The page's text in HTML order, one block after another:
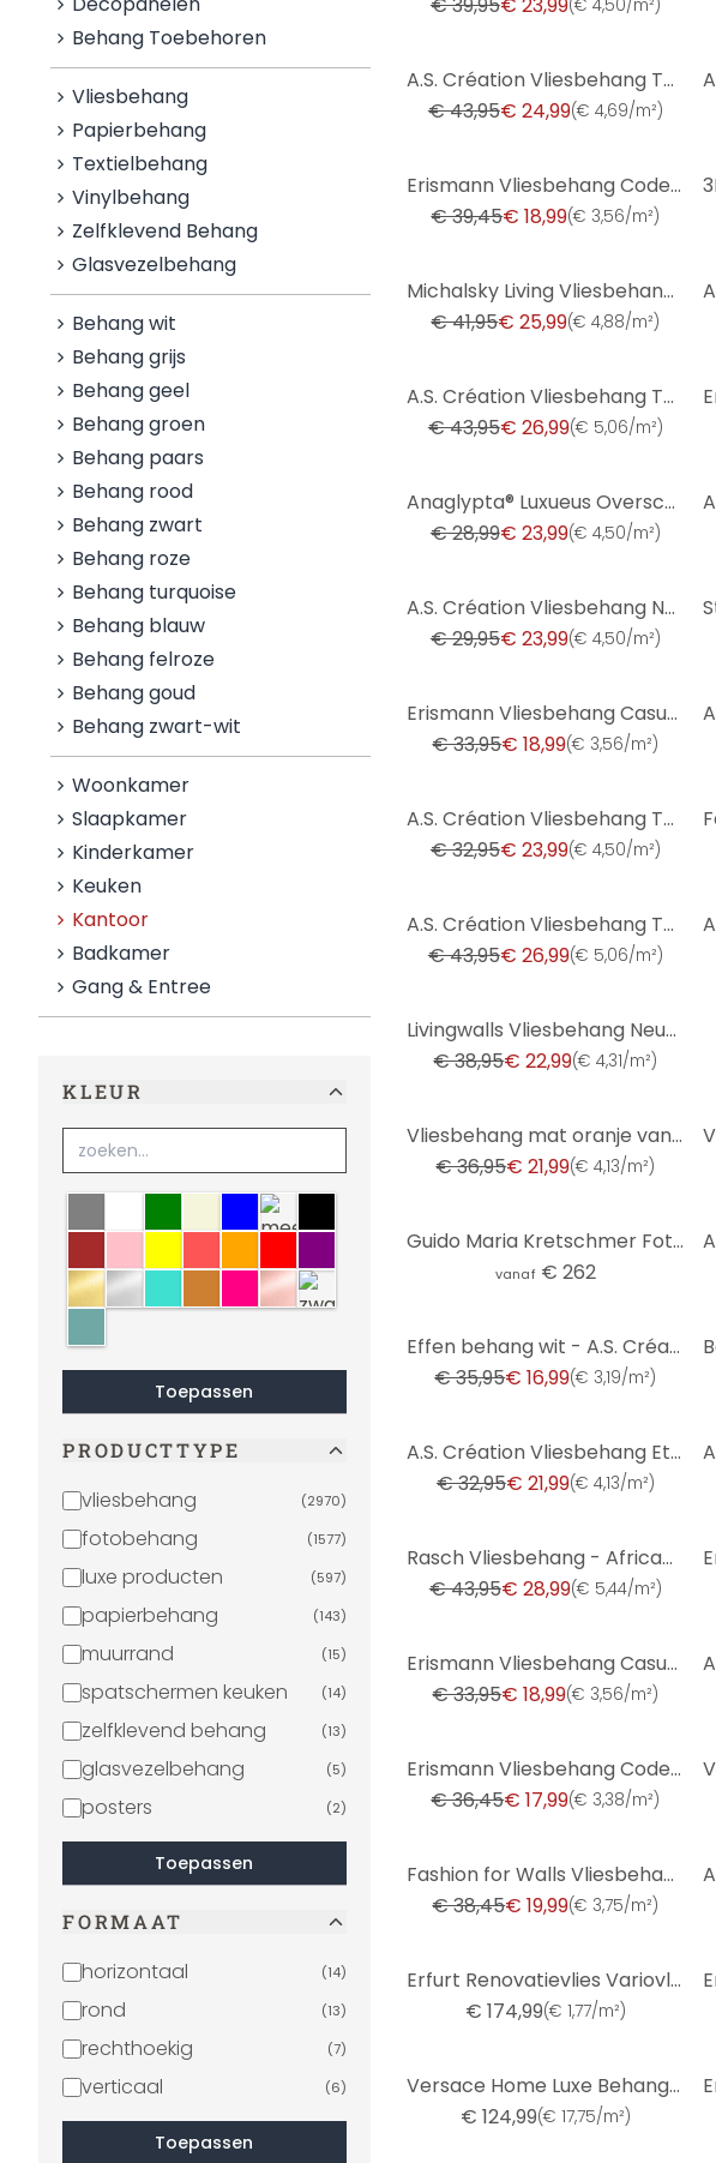
Behang Toebehoren
Vliesbehang
Papierbehang
Textielbehang
Vinylbehang
Zelfklevend Behang
Glasvezelbehang
Behang wit
Behang grijs
Behang geel
Behang groen
Behang paars
Behang rood
Behang zwart
Behang roze
Behang turquoise
Behang blauw
Behang felroze
Behang goud
Behang zwart-wit
Woonkamer
Slaapkamer
Kinderkamer
Keuken
Kantoor
Badkamer
Gang & Entree
KLEUR
blauwmeerkleurig
goudzilver rozekoperzwart-wit
Toepassen
PRODUCTTYPE
vliesbehang (2970)
fotobehang (1577)
luxe producten (597)
papierbehang (143)
muurrand (15)
spatschermen keuken (14)
zelfklevend behang (13)
glasvezelbehang (5)
posters (2)
Toepassen
FORMAAT
horizontaal (14)
rond (13)
rechthoekig (7)
verticaal (6)
Toepassen
(€ 4,50/m²)
A.S. Création Vliesbehang The BOS - Battle of Style Baksteen Look Rood, Oranje
€ 43,95€ 24,99(€ 4,69/m²)
Erismann Vliesbehang Code Nature Beige
€ 39,45€ 18,99(€ 3,56/m²)
Michalsky Living Vliesbehang Dream Again
€ 41,95€ 25,99(€ 4,88/m²)
A.S. Création Vliesbehang The BOS - Battle of Style - Bloemenbehang Wit, Zilver, Oranje
€ 43,95€ 26,99(€ 5,06/m²)
Anaglypta® Luxueus Overschilderbaar Behang
€ 28,99€ 23,99(€ 4,50/m²)
A.S. Création Vliesbehang New Strepen Behang
€ 29,95€ 23,99(€ 4,50/m²)
Erismann Vliesbehang Casual Chic Wit
€ 33,95€ 18,99(€ 3,56/m²)
A.S. Création Vliesbehang The BOS - Battle of Style Structuurbehang Terra, Oranje
€ 32,95€ 23,99(€ 4,50/m²)
A.S. Création Vliesbehang The BOS - Battle of Style Baksteen Look Grijs, Bruin
€ 43,95€ 26,99(€ 5,06/m²)
Livingwalls Vliesbehang Neue Bude 2.0 Baksteen Optiek
€ 38,95€ 22,99(€ 4,31/m²)
Vliesbehang mat oranje van A.S. Creation licht structuurbehang
€ 36,95€ 21,99(€ 4,13/m²)
Guido Maria Kretschmer Fotobehang Art Edition Beige Flowers
vanaf € 262
Effen behang wit - A.S. Création
€ 35,95€ 16,99(€ 3,19/m²)
A.S. Création Vliesbehang Ethnic Origin
€ 32,95€ 21,99(€ 4,13/m²)
Rasch Vliesbehang - African Queen III
€ 43,95€ 28,99(€ 5,44/m²)
Erismann Vliesbehang Casual Chic Crème
€ 33,95€ 18,99(€ 3,56/m²)
Erismann Vliesbehang Code Nature Beige
€ 36,45€ 17,99(€ 3,38/m²)
Fashion for Walls Vliesbehang Guido Maria Kretschmer
€ 38,45€ 19,99(€ 3,75/m²)
Erfurt Renovatievlies Variovlies Flat 150 gr m2 (4 rollen)
€ 174,99(€ 1,77/m²)
Versace Home Luxe Behang Medusa Hoofd Blauw Zwart
€ 124,99(€ 17,75/m²)